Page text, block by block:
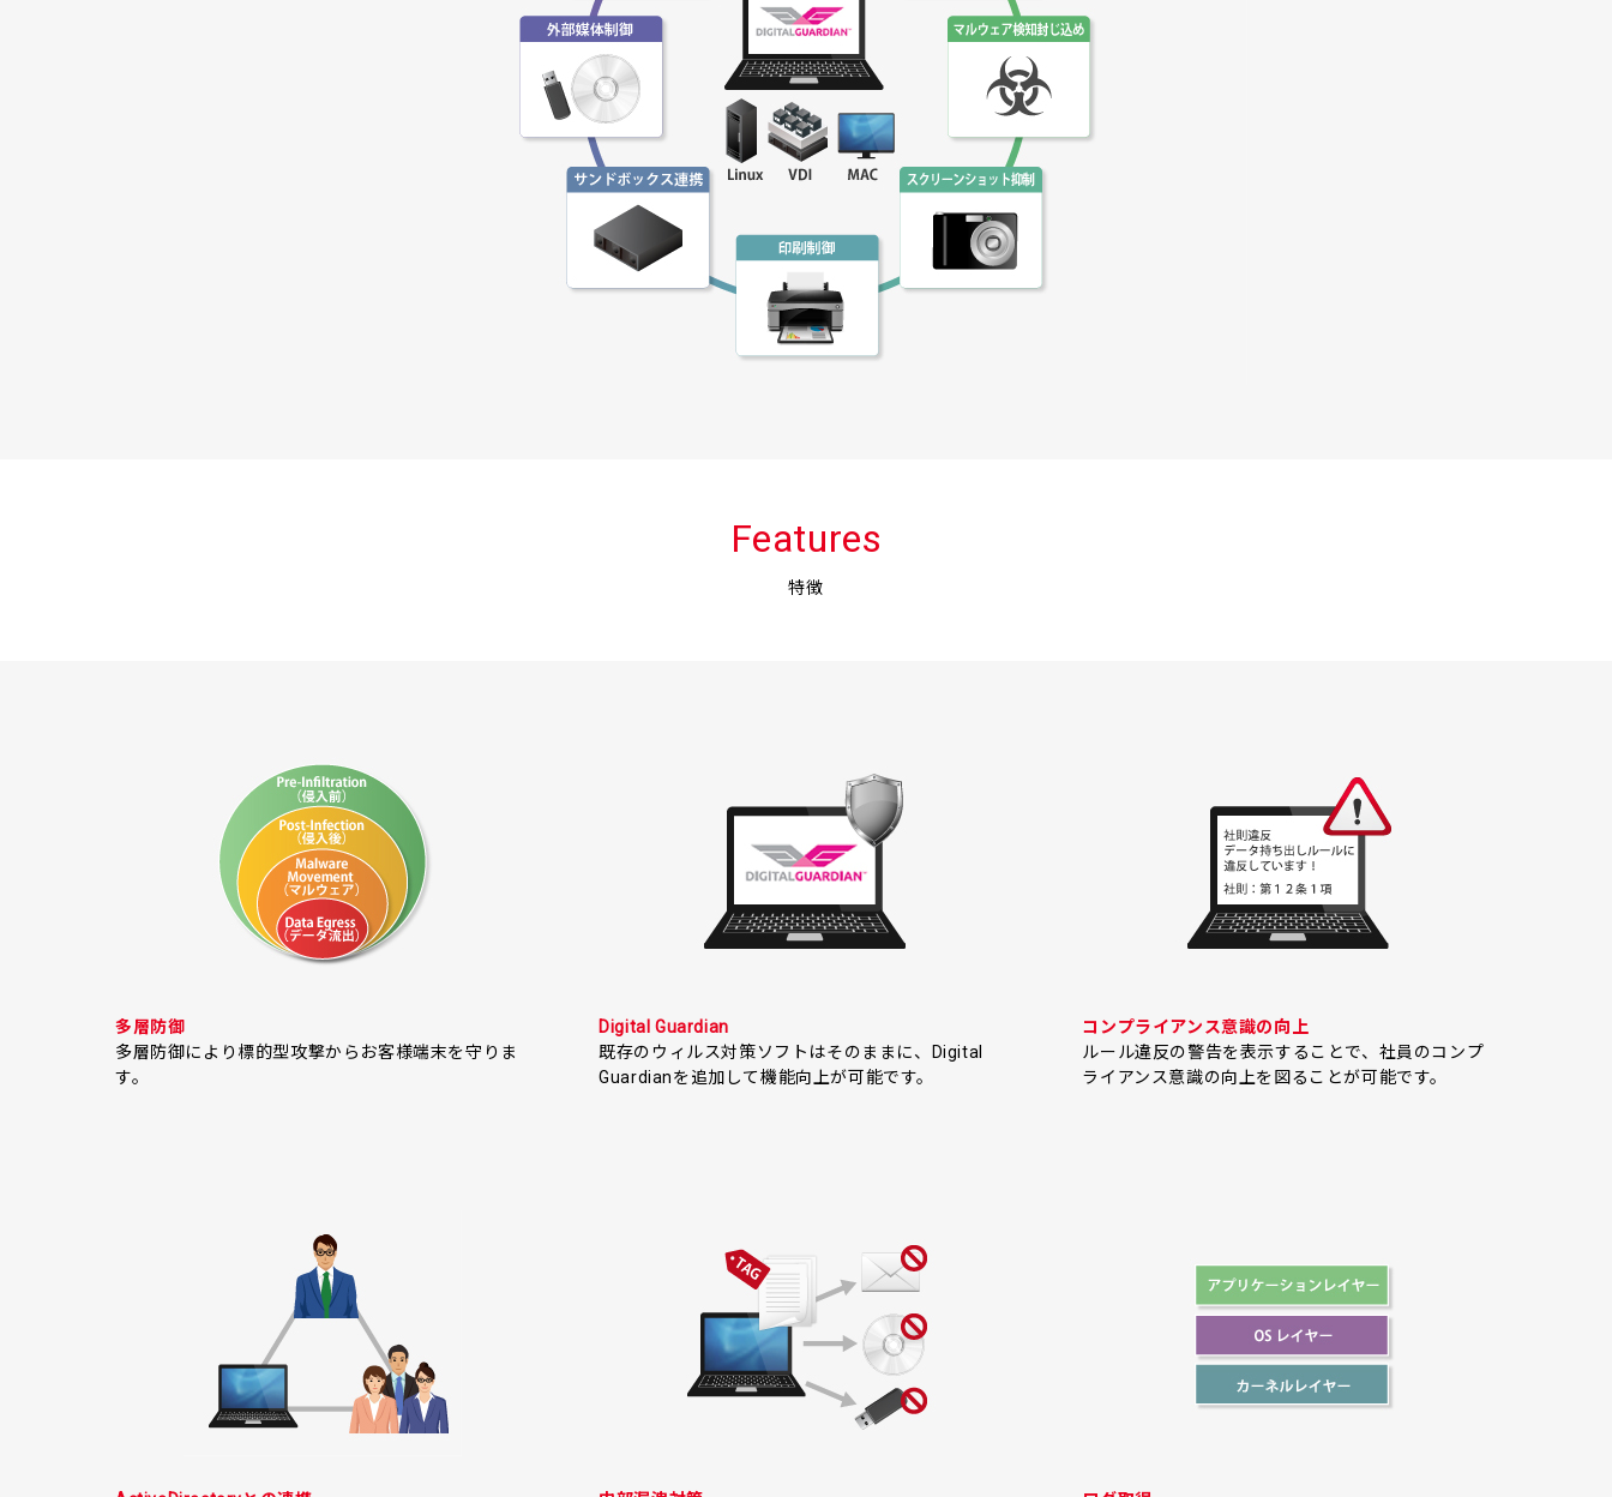
Features
特徴
多層防御
多層防御により標的型攻撃からお客様端末を守りま
す。
Digital Guardian
既存のウィルス対策ソフトはそのままに、Digital
Guardianを追加して機能向上が可能です。
コンプライアンス意識の向上
ルール違反の警告を表示することで、社員のコンプ
ライアンス意識の向上を図ることが可能です。